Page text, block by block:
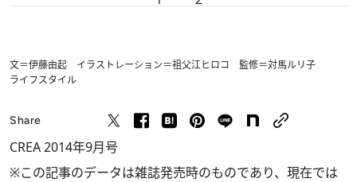
文＝伊藤由起 イラストレーション＝祖父江ヒロコ 監修＝対馬ルリ子
ライフスタイル
Share
CREA 2014年9月号
※この記事のデータは雑誌発売時のものであり、現在では